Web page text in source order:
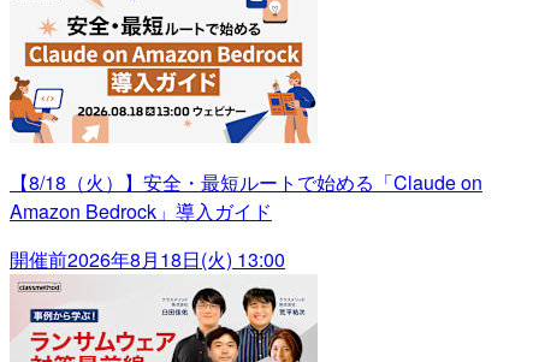
【8/18（火）】安全・最短ルートで始める「Claude on
Amazon Bedrock」導入ガイド
開催前2026年8月18日(火) 13:00